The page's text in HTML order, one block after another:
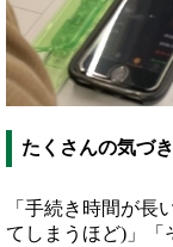
たくさんの気づ
「手続き時間が長
てしまうほど)」「